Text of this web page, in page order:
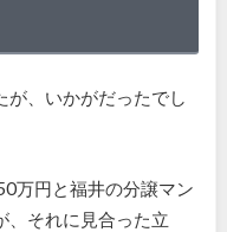
が、いかがだったでし
万円と福井の分譲マン
、それに見合った立